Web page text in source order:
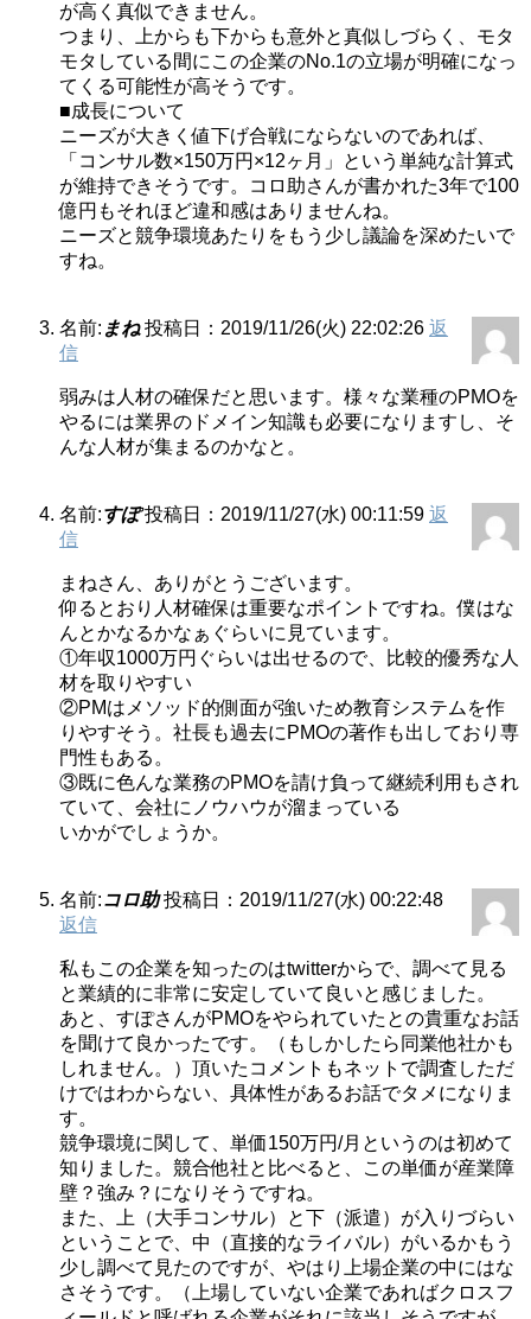
が高く真似できません。
つまり、上からも下からも意外と真似しづらく、モタ
モタしている間にこの企業のNo.1の立場が明確になっ
てくる可能性が高そうです。
■成長について
ニーズが大きく値下げ合戦にならないのであれば、
「コンサル数×150万円×12ヶ月」という単純な計算式
が維持できそうです。コロ助さんが書かれた3年で100
億円もそれほど違和感はありませんね。
ニーズと競争環境あたりをもう少し議論を深めたいで
すね。
名前: まね 投稿日：2019/11/26(火) 22:02:26 返
信
弱みは人材の確保だと思います。様々な業種のPMOを
やるには業界のドメイン知識も必要になりますし、そ
んな人材が集まるのかなと。
名前:すぽ 投稿日：2019/11/27(水) 00:11:59 返
信
まねさん、ありがとうございます。
仰るとおり人材確保は重要なポイントですね。僕はな
んとかなるかなぁぐらいに見ています。
①年収1000万円ぐらいは出せるので、比較的優秀な人
材を取りやすい
②PMはメソッド的側面が強いため教育システムを作
りやすそう。社長も過去にPMOの著作も出しており専
門性もある。
③既に色んな業務のPMOを請け負って継続利用もされ
ていて、会社にノウハウが溜まっている
いかがでしょうか。
名前:コロ助 投稿日：2019/11/27(水) 00:22:48
返信
私もこの企業を知ったのはtwitterからで、調べて見る
と業績的に非常に安定していて良いと感じました。
あと、すぽさんがPMOをやられていたとの貴重なお話
を聞けて良かったです。（もしかしたら同業他社かも
しれません。）頂いたコメントもネットで調査しただ
けではわからない、具体性があるお話でタメになりま
す。
競争環境に関して、単価150万円/月というのは初めて
知りました。競合他社と比べると、この単価が産業障
壁？強み？になりそうですね。
また、上（大手コンサル）と下（派遣）が入りづらい
ということで、中（直接的なライバル）がいるかもう
少し調べて見たのですが、やはり上場企業の中にはな
さそうです。（上場していない企業であればクロスフ